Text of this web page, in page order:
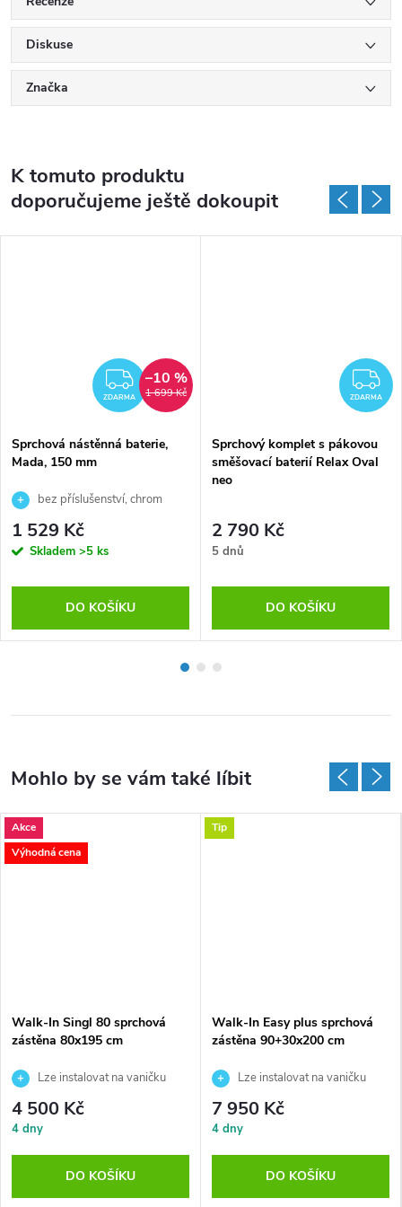
Diskuse
Značka
K tomuto produktu
doporučujeme ještě dokoupit
ZDARMA
ZDARMA 1 699 Kč
–10 %
Sprchová nástěnná baterie,
Mada, 150 mm
bez příslušenství, chrom
1 529 Kč
Skladem >5 ks
DO KOŠÍKU
ZDARMA
Sprchový komplet s pákovou
směšovací baterií Relax Oval
neo
2 790 Kč
5 dnů
DO KOŠÍKU
Akce
Výhodná cena
Walk-In Singl 80 sprchová
zástěna 80x195 cm
Lze instalovat na vaničku
nebo přímo na podlahu
4 500 Kč
4 dny
DO KOŠÍKU
Tip
Walk-In Easy plus sprchová
zástěna 90+30x200 cm
Lze instalovat na vaničku
nebo přímo na podlahu
7 950 Kč
4 dny
DO KOŠÍKU